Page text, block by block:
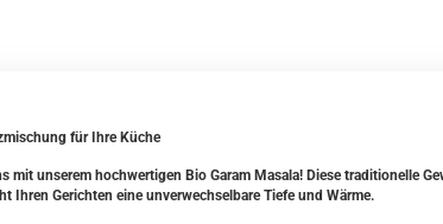
für Ihre Küche
mit unserem hochwertigen Bio Garam Masala! Diese traditionelle
Ihren Gerichten eine unverwechselbare Tiefe und Wärme.